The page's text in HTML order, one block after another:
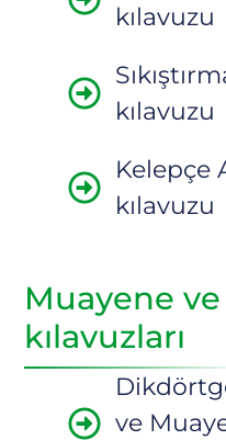
kılavuzu
kılavuzu
Kelepçe
kılavuzu
Muayene
kılavuzları
ve